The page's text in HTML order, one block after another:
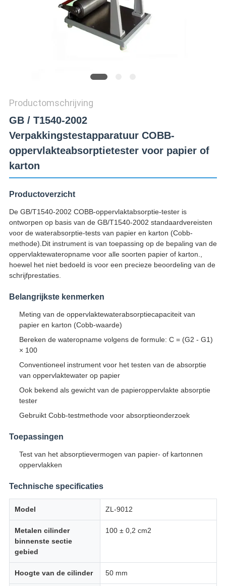
Productomschrijving
GB / T1540-2002
Verpakkingstestapparatuur COBB-
oppervlakteabsorptietester voor papier of
karton
Productoverzicht
De GB/T1540-2002 COBB-oppervlaktabsorptie-tester is
ontworpen op basis van de GB/T1540-2002 standaardvereisten
voor de waterabsorptie-tests van papier en karton (Cobb-
methode).Dit instrument is van toepassing op de bepaling van de
oppervlaktewateropname voor alle soorten papier of karton.,
hoewel het niet bedoeld is voor een precieze beoordeling van de
schrijfprestaties.
Belangrijkste kenmerken
Meting van de oppervlaktewaterabsorptiecapaciteit van
papier en karton (Cobb-waarde)
Bereken de wateropname volgens de formule: C = (G2 - G1)
× 100
Conventioneel instrument voor het testen van de absorptie
van oppervlaktewater op papier
Ook bekend als gewicht van de papieroppervlakte absorptie
tester
Gebruikt Cobb-testmethode voor absorptieonderzoek
Toepassingen
Test van het absorptievermogen van papier- of kartonnen
oppervlakken
Technische specificaties
Model ZL-9012
Metalen cilinder
binnenste sectie
gebied
100 ± 0,2 cm2
Hoogte van de cilinder 50 mm